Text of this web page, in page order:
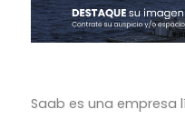
Saab es una empresa